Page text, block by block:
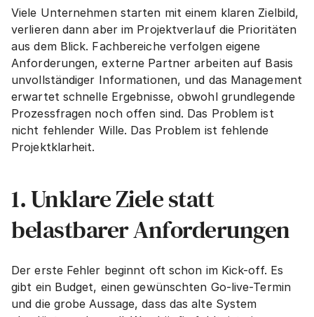
Viele Unternehmen starten mit einem klaren Zielbild,
verlieren dann aber im Projektverlauf die Prioritäten
aus dem Blick. Fachbereiche verfolgen eigene
Anforderungen, externe Partner arbeiten auf Basis
unvollständiger Informationen, und das Management
erwartet schnelle Ergebnisse, obwohl grundlegende
Prozessfragen noch offen sind. Das Problem ist
nicht fehlender Wille. Das Problem ist fehlende
Projektklarheit.
1. Unklare Ziele statt
belastbarer Anforderungen
Der erste Fehler beginnt oft schon im Kick-off. Es
gibt ein Budget, einen gewünschten Go-live-Termin
und die grobe Aussage, dass das alte System